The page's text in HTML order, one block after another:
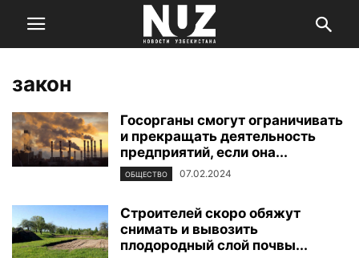
закон
Госорганы смогут ограничивать
и прекращать деятельность
предприятий, если она...
ОБЩЕСТВО 07.02.2024
Строителей скоро обяжут
снимать и вывозить
плодородный слой почвы...